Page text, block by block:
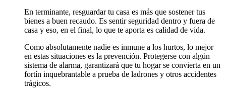
En terminante, resguardar tu casa es más que sostener tus
bienes a buen recaudo. Es sentir seguridad dentro y fuera de
casa y eso, en el final, lo que te aporta es calidad de vida.
Como absolutamente nadie es inmune a los hurtos, lo mejor
en estas situaciones es la prevención. Protegerse con algún
sistema de alarma, garantizará que tu hogar se convierta en un
fortín inquebrantable a prueba de ladrones y otros accidentes
trágicos.